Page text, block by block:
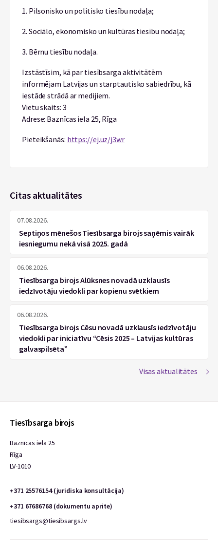
1. Pilsonisko un politisko tiesību nodaļa;
2. Sociālo, ekonomisko un kultūras tiesību nodaļa;
3. Bērnu tiesību nodaļa.
Izstāstīsim, kā par tiesībsarga aktivitātēm
informējam Latvijas un starptautisko sabiedrību, kā
iestāde strādā ar medijiem.
Vietu skaits: 3
Adrese: Baznīcas iela 25, Rīga
Pieteikšanās: https://ej.uz/j3wr
Citas aktualitātes
07.08.2026.
Septiņos mēnešos Tiesībsarga birojs saņēmis vairāk
iesniegumu nekā visā 2025. gadā
06.08.2026.
Tiesībsarga birojs Alūksnes novadā uzklausīs
iedzīvotāju viedokli par kopienu svētkiem
06.08.2026.
Tiesībsarga birojs Cēsu novadā uzklausīs iedzīvotāju
viedokli par iniciatīvu “Cēsis 2025 – Latvijas kultūras
galvaspilsēta”
Visas aktualitātes
Tiesībsarga birojs
Baznīcas iela 25
Rīga
LV-1010
+371 25576154 (juridiska konsultācija)
+371 67686768 (dokumentu aprite)
tiesibsargs@tiesibsargs.lv